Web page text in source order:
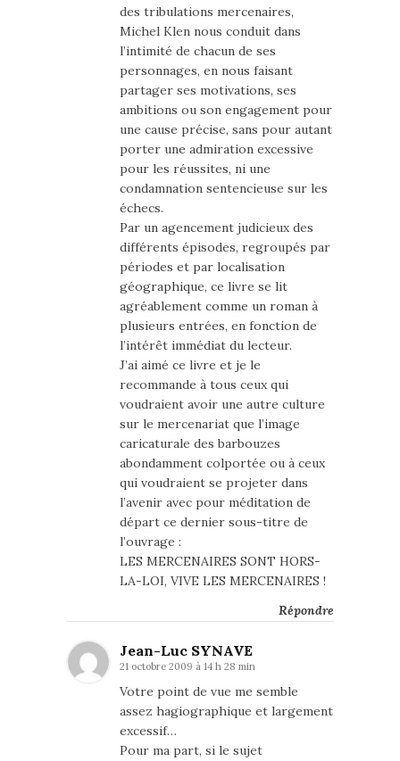
des tribulations mercenaires,
Michel Klen nous conduit dans
l’intimité de chacun de ses
personnages, en nous faisant
partager ses motivations, ses
ambitions ou son engagement pour
une cause précise, sans pour autant
porter une admiration excessive
pour les réussites, ni une
condamnation sentencieuse sur les
échecs.
Par un agencement judicieux des
différents épisodes, regroupés par
périodes et par localisation
géographique, ce livre se lit
agréablement comme un roman à
plusieurs entrées, en fonction de
l’intérêt immédiat du lecteur.
J’ai aimé ce livre et je le
recommande à tous ceux qui
voudraient avoir une autre culture
sur le mercenariat que l’image
caricaturale des barbouzes
abondamment colportée ou à ceux
qui voudraient se projeter dans
l’avenir avec pour méditation de
départ ce dernier sous-titre de
l’ouvrage :
LES MERCENAIRES SONT HORS-
LA-LOI, VIVE LES MERCENAIRES !
Répondre
Jean-Luc SYNAVE
21 octobre 2009 à 14 h 28 min
Votre point de vue me semble
assez hagiographique et largement
excessif…
Pour ma part, si le sujet